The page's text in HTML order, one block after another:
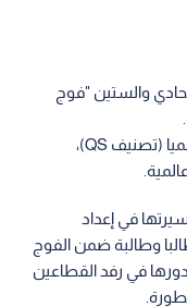
الحادي والستين "فوج
الدخول ضمن أفضل 350 كلية قانون عالميا (تصنيف QS)،
في إعداد
القانونية الـمؤهلة، بتخريج (265) طالبا وطالبة ضمن الفوج
في رفد القطاعين